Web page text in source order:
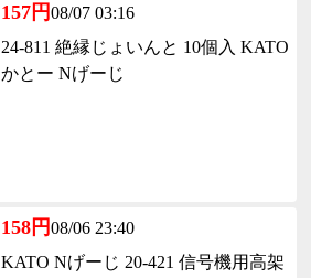
157円08/07 03:16
24-811 絶縁じょいんと 10個入 KATO
かとー Nげーじ
158円08/06 23:40
KATO Nげーじ 20-421 信号機用高架